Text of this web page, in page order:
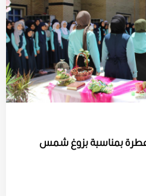
عطرة بمناسبة بزوغ شمس